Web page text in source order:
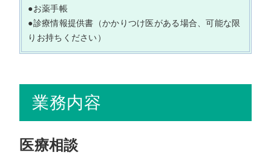
●お薬手帳
●診療情報提供書（かかりつけ医がある場合、可能な限
りお持ちください）
業務内容
医療相談